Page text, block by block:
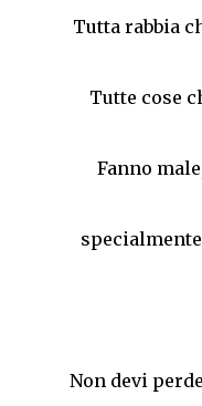
Tutta rabbia
Tutte cose
Fanno
Non devi